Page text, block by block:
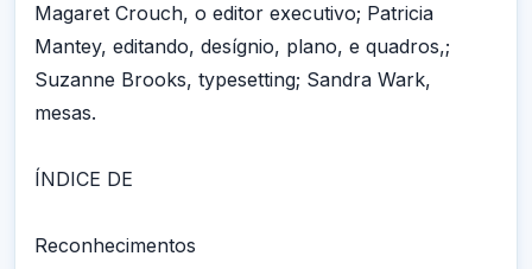
Magaret Crouch, o editor executivo; Patricia
Mantey, editando, desígnio, plano, e quadros,;
Suzanne Brooks, typesetting; Sandra Wark,
mesas.
ÍNDICE DE
Reconhecimentos